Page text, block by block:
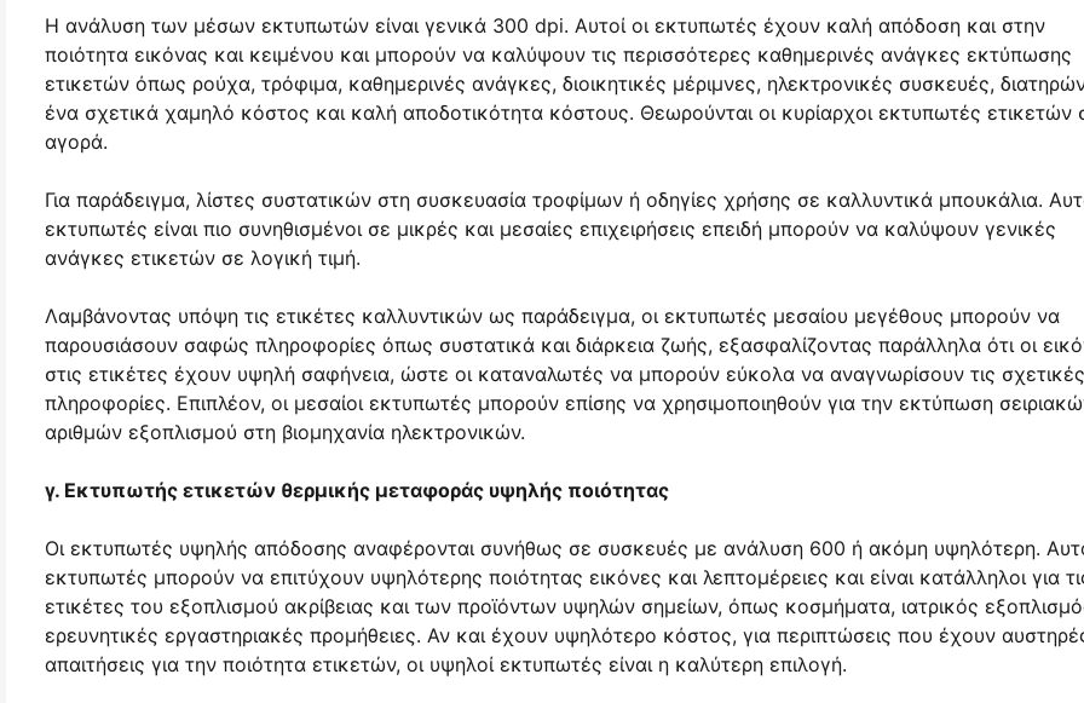
Η ανάλυση των μέσων εκτυπωτών είναι γενικά 300 dpi. Αυτοί οι εκτυπωτές έχουν καλή απόδοση και στην
ποιότητα εικόνας και κειμένου και μπορούν να καλύψουν τις περισσότερες καθημερινές ανάγκες εκτύπωσης
ετικετών όπως ρούχα, τρόφιμα, καθημερινές ανάγκες, διοικητικές μέριμνες, ηλεκτρονικές συσκευές,
ένα σχετικά χαμηλό κόστος και καλή αποδοτικότητα κόστους. Θεωρούνται οι κυρίαρχοι εκτυπωτές ετικετών
αγορά.
Για παράδειγμα, λίστες συστατικών στη συσκευασία τροφίμων ή οδηγίες χρήσης σε καλλυντικά μπουκάλια.
εκτυπωτές είναι πιο συνηθισμένοι σε μικρές και μεσαίες επιχειρήσεις επειδή μπορούν να καλύψουν γενικές
ανάγκες ετικετών σε λογική τιμή.
Λαμβάνοντας υπόψη τις ετικέτες καλλυντικών ως παράδειγμα, οι εκτυπωτές μεσαίου μεγέθους μπορούν να
παρουσιάσουν σαφώς πληροφορίες όπως συστατικά και διάρκεια ζωής, εξασφαλίζοντας παράλληλα ότι οι
στις ετικέτες έχουν υψηλή σαφήνεια, ώστε οι καταναλωτές να μπορούν εύκολα να αναγνωρίσουν τις σχετικές
πληροφορίες. Επιπλέον, οι μεσαίοι εκτυπωτές μπορούν επίσης να χρησιμοποιηθούν για την εκτύπωση
αριθμών εξοπλισμού στη βιομηχανία ηλεκτρονικών.
γ. Εκτυπωτής ετικετών θερμικής μεταφοράς υψηλής ποιότητας
Οι εκτυπωτές υψηλής απόδοσης αναφέρονται συνήθως σε συσκευές με ανάλυση 600 ή ακόμη υψηλότερη.
εκτυπωτές μπορούν να επιτύχουν υψηλότερης ποιότητας εικόνες και λεπτομέρειες και είναι κατάλληλοι για
ετικέτες του εξοπλισμού ακρίβειας και των προϊόντων υψηλών σημείων, όπως κοσμήματα, ιατρικός
ερευνητικές εργαστηριακές προμήθειες. Αν και έχουν υψηλότερο κόστος, για περιπτώσεις που έχουν
απαιτήσεις για την ποιότητα ετικετών, οι υψηλοί εκτυπωτές είναι η καλύτερη επιλογή.